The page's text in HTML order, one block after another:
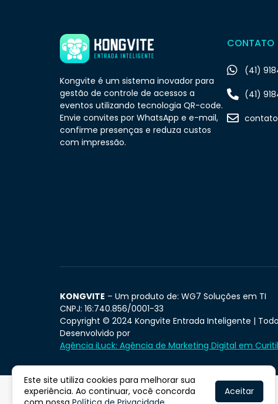
Este site utiliza cookies para melhorar sua
experiência. Ao continuar, você concorda
Aceitar
Kongvite é um sistema inovador para
gestão de controle de acessos a
eventos utilizando tecnologia QR-code.
Envie convites por WhatsApp e e-mail,
confirme presenças e reduza custos
com impressão.
CONTATO
(41)
(41)
KONGVITE – Um produto de: WG7 Soluções em TI
CNPJ: 16:740.856/0001-33
Copyright © 2024 Kongvite Entrada Inteligente |
Desenvolvido por
Agência iLuck: Agência de Marketing Digital em